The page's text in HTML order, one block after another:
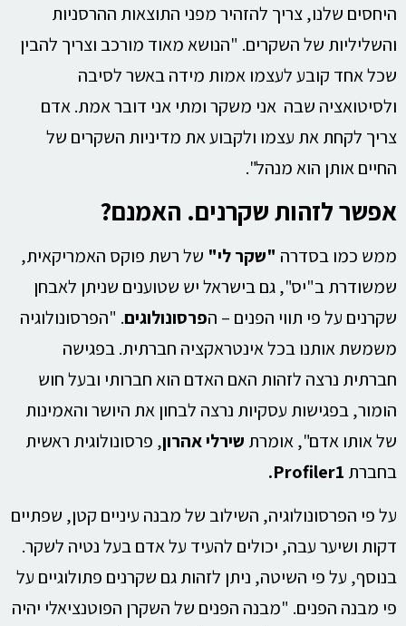
היחסים שלנו, צריך להזהיר מפני התוצאות ההרסניות
והשליליות של השקרים. "הנושא מאוד מורכב וצריך להבין
שכל אחד קובע לעצמו אמות מידה באשר לסיבה
ולסיטואציה שבה אני משקר ומתי אני דובר אמת. אדם
צריך לקחת את עצמו ולקבוע את מדיניות השקרים של
החיים אותן הוא מנהל".
אפשר לזהות שקרנים. האמנם?
ממש כמו בסדרה "שקר לי" של רשת פוקס האמריקאית,
שמשודרת ב"יס", גם בישראל יש שטוענים שניתן לאבחן
שקרנים על פי תווי הפנים – הפרסונולוגים. "הפרסונולוגיה
משמשת אותנו בכל אינטראקציה חברתית. בפגישה
חברתית נרצה לזהות האם האדם הוא חברותי ובעל חוש
הומור, בפגישות עסקיות נרצה לבחון את היושר והאמינות
של אותו אדם", אומרת שירלי אהרון, פרסונולוגית ראשית
בחברת Profiler1
.
על פי הפרסונולוגיה, השילוב של מבנה עיניים קטן, שפתיים
דקות ושיער עבה, יכולים להעיד על אדם בעל נטיה לשקר.
בנוסף, על פי השיטה, ניתן לזהות גם שקרנים פתולוגיים על
פי מבנה הפנים. "מבנה הפנים של השקרן הפוטנציאלי יהיה